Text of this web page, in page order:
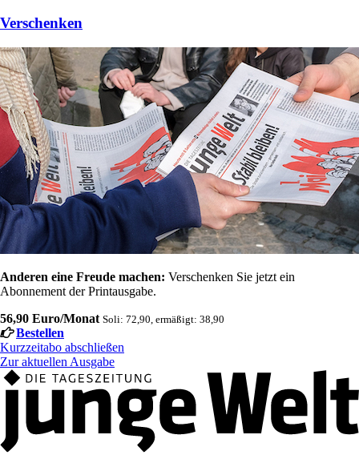
Verschenken
Anderen eine Freude machen: Verschenken Sie jetzt ein
Abonnement der Printausgabe.
56,90 Euro/Monat Soli: 72,90, ermäßigt: 38,90
Bestellen
Kurzzeitabo abschließen
Zur aktuellen Ausgabe